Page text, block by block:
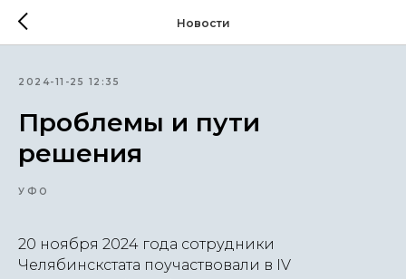
Новости
2024-11-25 12:35
Проблемы и пути
решения
УФО
20 ноября 2024 года сотрудники
Челябинскстата поучаствовали в IV